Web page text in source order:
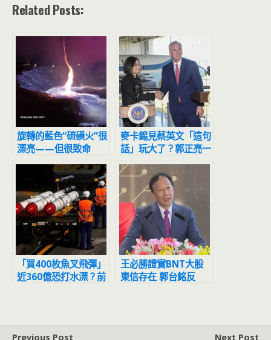
Related Posts:
旋轉的藍色“硫磺火”很
漂亮——但很致命
麥卡錫見蔡英文「這句
話」玩大了？郭正亮一
看嚇壞：白宮氣在心裡
「買400枚魚叉飛彈」
近360億恐打水漂？前
王必勝證實BNT大股
東信存在 郭台銘反
Previous Post Next Post